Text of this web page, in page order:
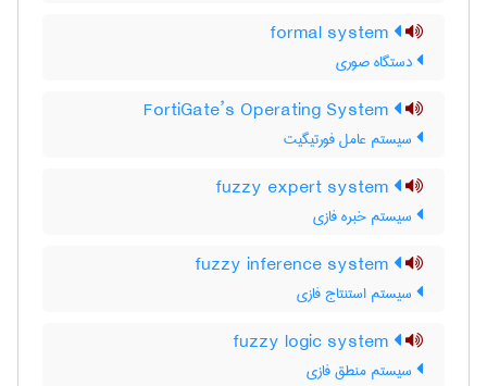
دستگاه صوری
سیستم عامل فورتیگیت
سیستم خبره فازی
سیستم استنتاج فازی
سیستم منطق فازی